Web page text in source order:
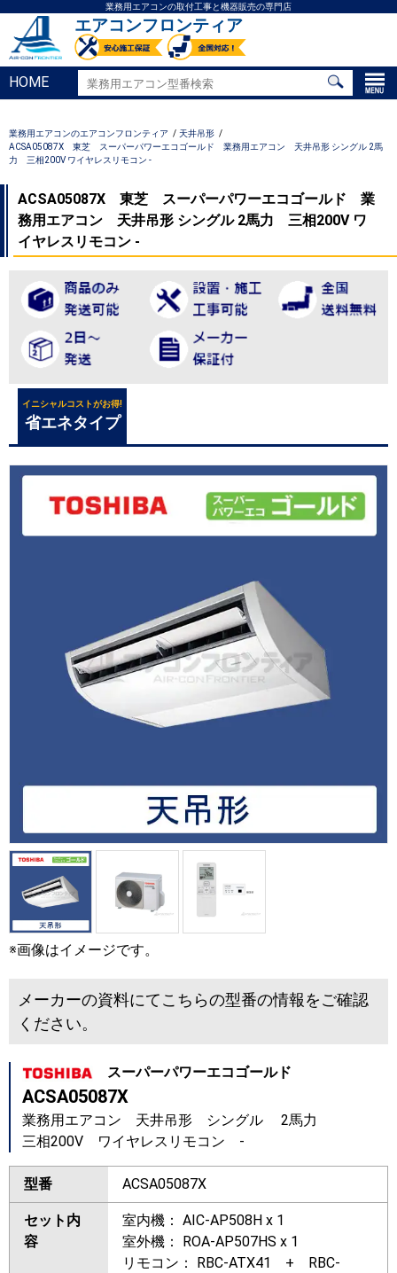
業務用エアコンの取付工事と機器販売の専門店
エアコンフロンティア
HOME
業務用エアコンのエアコンフロンティア
天井吊形
ACSA05087X 東芝 スーパーパワーエコゴールド 業務用エアコン 天井吊形 シングル 2馬
力 三相200V ワイヤレスリモコン -
ACSA05087X 東芝 スーパーパワーエコゴールド 業
務用エアコン 天井吊形 シングル 2馬力 三相200V ワ
イヤレスリモコン -
イニシャルコストがお得!
省エネタイプ
※画像はイメージです。
メーカーの資料にてこちらの型番の情報をご確認
ください。
スーパーパワーエコゴールド
ACSA05087X
業務用エアコン 天井吊形 シングル 2馬力
三相200V ワイヤレスリモコン -
型番 ACSA05087X
セット内
容
室内機： AIC-AP508H x 1
室外機： ROA-AP507HS x 1
リモコン： RBC-ATX41 + RBC-